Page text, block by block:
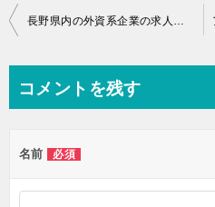
投
ビ
ー
シ
長野県内の外資系企業の求人案件を保有している転職エージェント6選
コメントを残す
名前 必須